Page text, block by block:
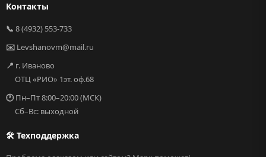
Контакты
📞 8 (4932) 553-733
✉️ Levshanovm@mail.ru
📍 г. Иваново
ОТЦ «РИО» 1эт. оф.68
🕐Пн–Пт 8:00–20:00 (МСК)
Сб–Вс: выходной
🛠 Техподдержка